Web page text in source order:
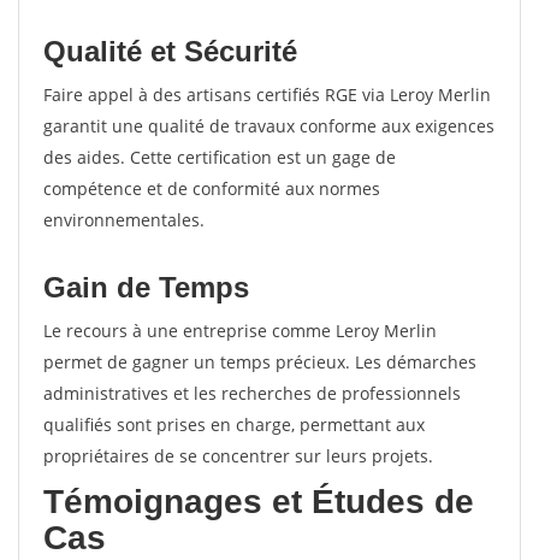
Qualité et Sécurité
Faire appel à des artisans certifiés RGE via Leroy Merlin
garantit une qualité de travaux conforme aux exigences
des aides. Cette certification est un gage de
compétence et de conformité aux normes
environnementales.
Gain de Temps
Le recours à une entreprise comme Leroy Merlin
permet de gagner un temps précieux. Les démarches
administratives et les recherches de professionnels
qualifiés sont prises en charge, permettant aux
propriétaires de se concentrer sur leurs projets.
Témoignages et Études de
Cas